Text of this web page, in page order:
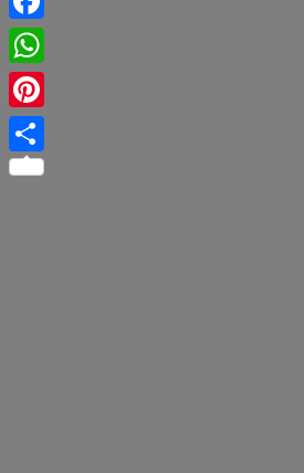
Facebook
WhatsApp
Pinterest
Share